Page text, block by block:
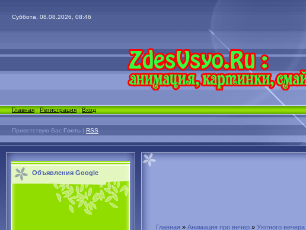
Суббота, 08.08.2026, 08:46
Главная|Регистрация|Вход
Приветствую Вас Гость | RSS
Объявления Google
Главная » Анимация про вечер » Уютного вечера